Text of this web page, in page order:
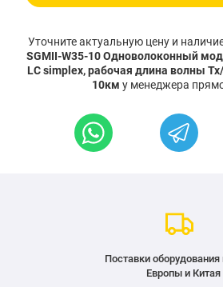
Уточните актуальную цену и
SGMII-W35-10 Одноволоконный
LC simplex, рабочая длина волны
10км у менеджера
Поставки
Европы и Китая